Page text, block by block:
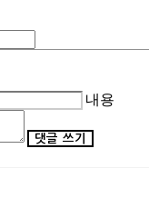
내용
댓글 쓰기